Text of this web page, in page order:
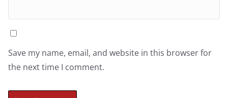
Save my name, email, and website in this browser for
the next time I comment.